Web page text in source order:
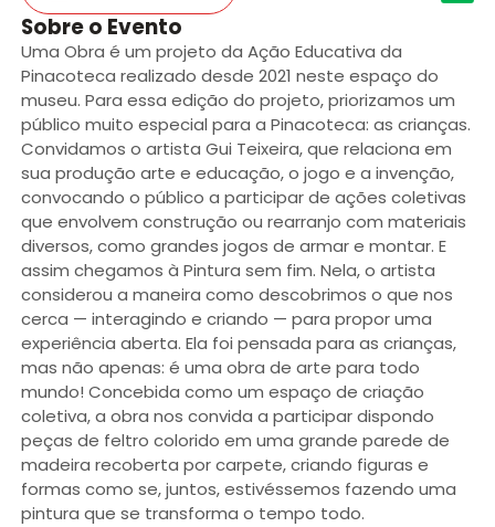
Sobre o Evento
Uma Obra é um projeto da Ação Educativa da
Pinacoteca realizado desde 2021 neste espaço do
museu. Para essa edição do projeto, priorizamos um
público muito especial para a Pinacoteca: as crianças.
Convidamos o artista Gui Teixeira, que relaciona em
sua produção arte e educação, o jogo e a invenção,
convocando o público a participar de ações coletivas
que envolvem construção ou rearranjo com materiais
diversos, como grandes jogos de armar e montar. E
assim chegamos à Pintura sem fim. Nela, o artista
considerou a maneira como descobrimos o que nos
cerca — interagindo e criando — para propor uma
experiência aberta. Ela foi pensada para as crianças,
mas não apenas: é uma obra de arte para todo
mundo! Concebida como um espaço de criação
coletiva, a obra nos convida a participar dispondo
peças de feltro colorido em uma grande parede de
madeira recoberta por carpete, criando figuras e
formas como se, juntos, estivéssemos fazendo uma
pintura que se transforma o tempo todo.